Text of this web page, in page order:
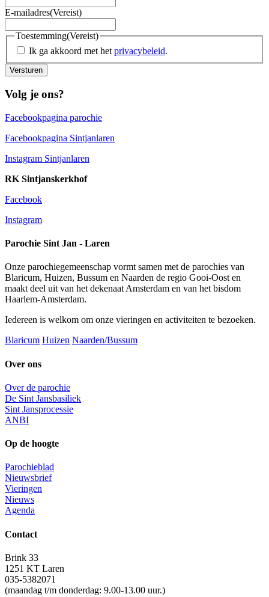
E-mailadres(Vereist)
Toestemming(Vereist)
Ik ga akkoord met het privacybeleid.
Versturen
Volg je ons?
Facebookpagina parochie
Facebookpagina Sintjanlaren
Instagram Sintjanlaren
RK Sintjanskerkhof
Facebook
Instagram
Parochie Sint Jan - Laren
Onze parochiegemeenschap vormt samen met de parochies van
Blaricum, Huizen, Bussum en Naarden de regio Gooi-Oost en
maakt deel uit van het dekenaat Amsterdam en van het bisdom
Haarlem-Amsterdam.
Iedereen is welkom om onze vieringen en activiteiten te bezoeken.
Blaricum Huizen Naarden/Bussum
Over ons
Over de parochie
De Sint Jansbasiliek
Sint Jansprocessie
ANBI
Op de hoogte
Parochieblad
Nieuwsbrief
Vieringen
Nieuws
Agenda
Contact
Brink 33
1251 KT Laren
035-5382071
(maandag t/m donderdag: 9.00-13.00 uur.)